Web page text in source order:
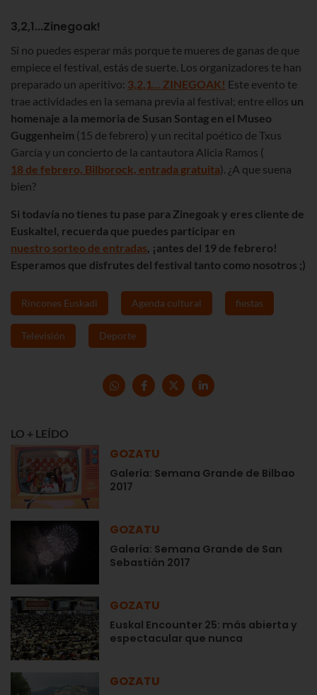
3,2,1...Zinegoak!
Si no puedes esperar más porque te mueres de ganas de que
empiece el festival, estás de suerte. Los organizadores te han
preparado un aperitivo: 3,2,1… ZINEGOAK! Este evento te
trae actividades en la semana previa al festival; entre ellos un
homenaje a la memoria de Susan Sontag en el Museo
Guggenheim (15 de febrero) y un recital poético de Txus
García y un concierto de la cantautora Alicia Ramos (
18 de febrero, Bilborock, entrada gratuita). ¿A que suena
bien?
Si todavía no tienes tu pase para Zinegoak y eres cliente de
Euskaltel, recuerda que puedes participar en
nuestro sorteo de entradas, ¡antes del 19 de febrero!
Esperamos que disfrutes del festival tanto como nosotros ;)
Rincones Euskadi Agenda cultural fiestas
Televisión Deporte
LO + LEÍDO
GOZATU
Galería: Semana Grande de Bilbao
2017
GOZATU
Galería: Semana Grande de San
Sebastián 2017
GOZATU
Euskal Encounter 25: más abierta y
espectacular que nunca
GOZATU